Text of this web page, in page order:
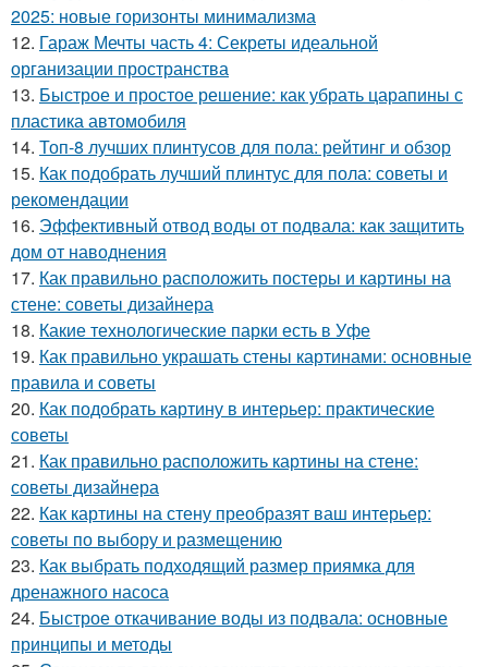
2025: новые горизонты минимализма
12. Гараж Мечты часть 4: Секреты идеальной
организации пространства
13. Быстрое и простое решение: как убрать царапины с
пластика автомобиля
14. Топ-8 лучших плинтусов для пола: рейтинг и обзор
15. Как подобрать лучший плинтус для пола: советы и
рекомендации
16. Эффективный отвод воды от подвала: как защитить
дом от наводнения
17. Как правильно расположить постеры и картины на
стене: советы дизайнера
18. Какие технологические парки есть в Уфе
19. Как правильно украшать стены картинами: основные
правила и советы
20. Как подобрать картину в интерьер: практические
советы
21. Как правильно расположить картины на стене:
советы дизайнера
22. Как картины на стену преобразят ваш интерьер:
советы по выбору и размещению
23. Как выбрать подходящий размер приямка для
дренажного насоса
24. Быстрое откачивание воды из подвала: основные
принципы и методы